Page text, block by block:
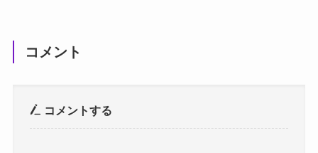
コメント
コメントする